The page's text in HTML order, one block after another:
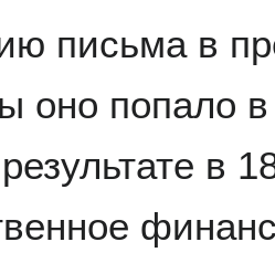
письма в
оно попало
в